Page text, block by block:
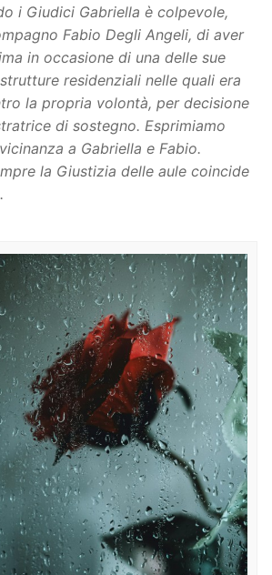
i Giudici Gabriella è colpevole,
Fabio Degli Angeli, di aver
in occasione di una delle sue
residenziali nelle quali era
la propria volontà, per decisione
di sostegno. Esprimiamo
a Gabriella e Fabio.
la Giustizia delle aule coincide